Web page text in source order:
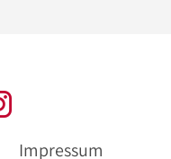
Impressum